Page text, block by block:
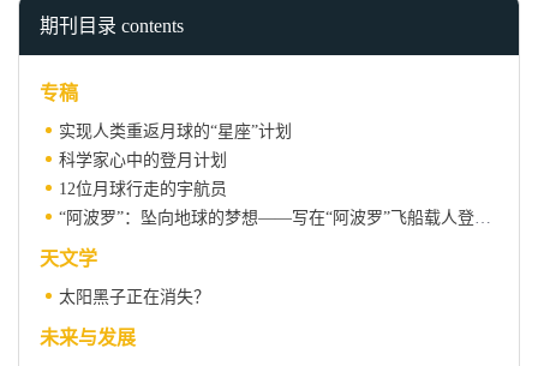
期刊目录 contents
专稿
实现人类重返月球的“星座”计划
科学家心中的登月计划
12位月球行走的宇航员
“阿波罗”：坠向地球的梦想——写在“阿波罗”飞船载人登月40周年之际
天文学
太阳黑子正在消失？
未来与发展